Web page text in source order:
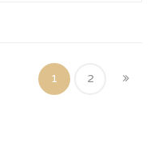
1 2